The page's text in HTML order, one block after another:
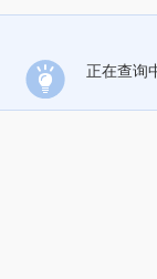
正在查询